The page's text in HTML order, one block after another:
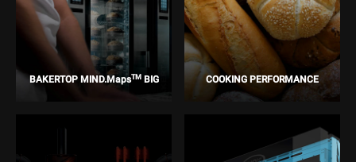
BAKERTOP MIND.MapsTMBIG COOKING PERFORMANCE